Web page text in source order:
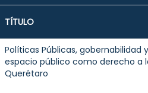
TÍTULO
Políticas Públicas, gobernabilidad
espacio público como derecho a
Querétaro